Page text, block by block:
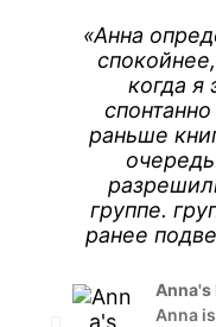
«Анна
когда я
раньше
группе.
ранее
Anna